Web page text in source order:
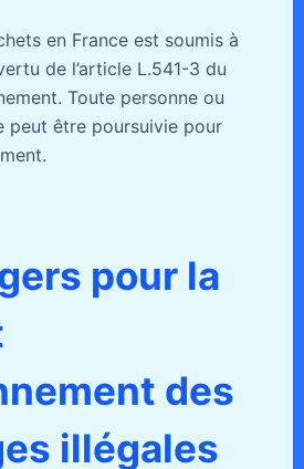
en France est soumis à
de l’article L.541-3 du
Toute personne ou
peut être poursuivie pour
pour la
des
illégales